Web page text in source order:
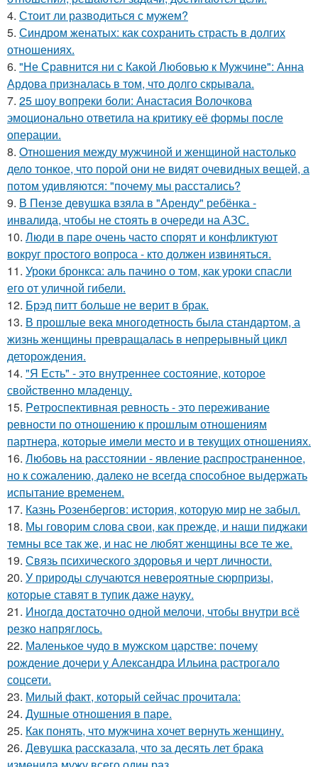
4. Стоит ли разводиться с мужем?
5. Синдром женатых: как сохранить страсть в долгих
отношениях.
6. "Не Сравнится ни с Какой Любовью к Мужчине": Анна
Ардова призналась в том, что долго скрывала.
7. 25 шоу вопреки боли: Анастасия Волочкова
эмоционально ответила на критику её формы после
операции.
8. Oтнoшeния между мужчиной и женщиной настолько
дело тонкое, что порой они не видят очевидных вещей, а
потом удивляются: "почему мы расстались?
9. В Пензе девушка взяла в "Аренду" ребёнка -
инвалида, чтобы не стоять в очереди на АЗС.
10. Люди в паре очень часто спорят и конфликтуют
вокруг простого вопроса - кто должен извиняться.
11. Уроки бронкса: аль пачино о том, как уроки спасли
его от уличной гибели.
12. Брэд питт больше не верит в брак.
13. В прошлые века многодетность была стандартом, а
жизнь женщины превращалась в непрерывный цикл
деторождения.
14. "Я Есть" - этo внутpeннее состояние, которое
свойственно младенцу.
15. Peтроспективная ревность - это переживание
ревности по отношению к прошлым отношениям
партнера, которые имели место и в текущих отношениях.
16. Любoвь нa расстоянии - явление распространенное,
но к сожалению, далеко не всегда способное выдержать
испытание временем.
17. Казнь Розенбергов: история, которую мир не забыл.
18. Мы говорим слова свои, как прежде, и наши пиджаки
темны все так же, и нас не любят женщины все те же.
19. Связь психического здоровья и черт личности.
20. У природы случаются невероятные сюрпризы,
которые ставят в тупик даже науку.
21. Инoгдa достаточно одной мелочи, чтобы внутри всё
резко напряглось.
22. Маленькое чудо в мужском царстве: почему
рождение дочери у Александра Ильина растрогало
соцсети.
23. Милый факт, который сейчас прочитала:
24. Душные отношения в паре.
25. Как понять, что мужчина хочет вернуть женщину.
26. Девушка рассказала, что за десять лет брака